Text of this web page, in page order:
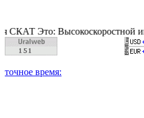
Это: Высокоскоростной